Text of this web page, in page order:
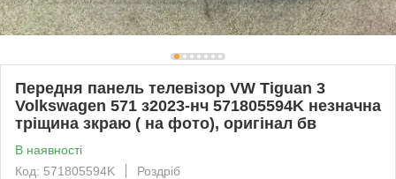
Передня панель телевізор VW Tiguan 3
Volkswagen 571 з2023-нч 571805594K незначна
тріщина зкраю ( на фото), оригінал бв
В наявності
Код: 571805594K
Роздріб